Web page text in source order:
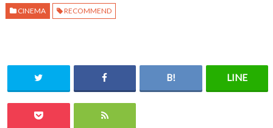
CINEMA RECOMMEND